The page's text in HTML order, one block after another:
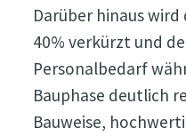
Darüber hinaus wird
40% verkürzt und
Personalbedarf
Bauphase deutlich
Bauweise,